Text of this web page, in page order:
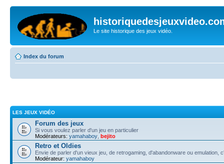
Le site historique des jeux vidéo.
Index du forum
LES JEUX VIDÉO
Forum des jeux
Si vous voulez parler d'un jeu en particulier
Modérateurs: yamahaboy bejito
Retro et Oldies
Envie de parler d'un vieux jeu, de retrogaming, d'abandonware ou emulation,
Modérateur: yamahaboy